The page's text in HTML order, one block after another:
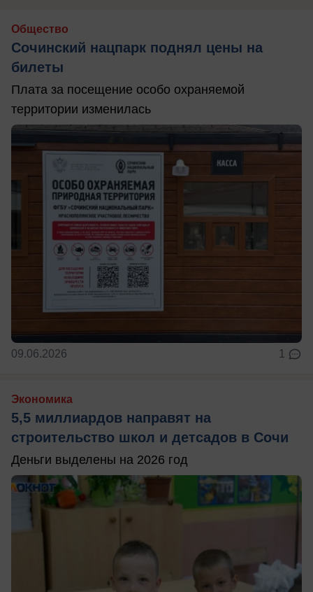
Общество
Сочинский нацпарк поднял цены на
билеты
Плата за посещение особо охраняемой
территории изменилась
09.06.2026 1
Экономика
5,5 миллиардов направят на
строительство школ и детсадов в Сочи
Деньги выделены на 2026 год